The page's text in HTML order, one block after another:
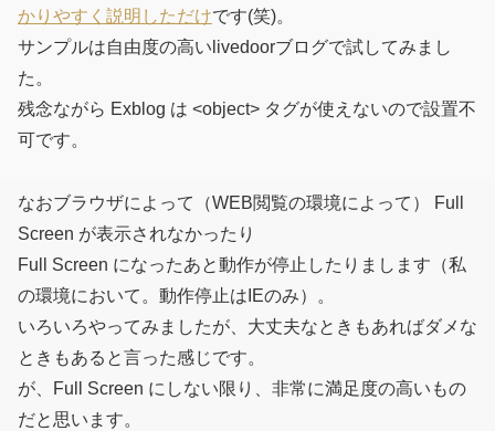
かりやすく説明しただけです(笑)。
サンプルは自由度の高いlivedoorブログで試してみまし
た。
残念ながら Exblog は <object> タグが使えないので設置不
可です。
なおブラウザによって（WEB閲覧の環境によって） Full
Screen が表示されなかったり
Full Screen になったあと動作が停止したりまします （私
の環境において。動作停止はIEのみ）
。
いろいろやってみましたが、大丈夫なときもあればダメな
ときもあると言った感じです。
が、Full Screen にしない限り、非常に満足度の高いもの
だと思います。